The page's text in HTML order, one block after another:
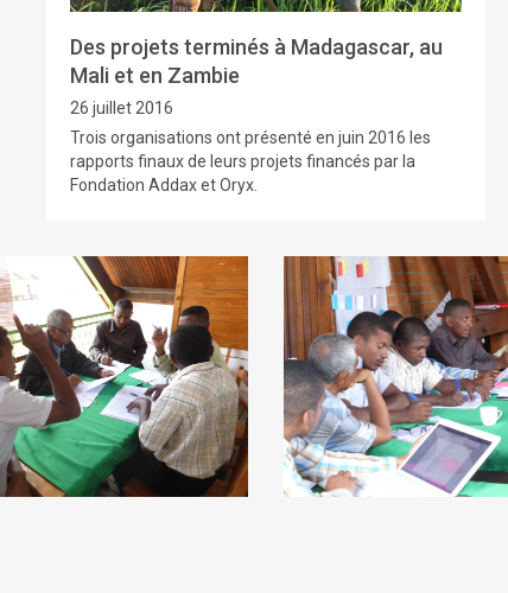
Des projets terminés à Madagascar, au
Mali et en Zambie
26 juillet 2016
Trois organisations ont présenté en juin 2016 les
rapports finaux de leurs projets financés par la
Fondation Addax et Oryx.